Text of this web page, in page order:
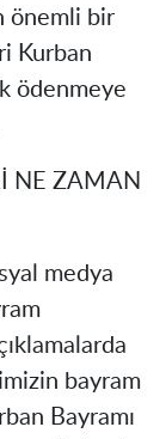
önemli bir
Kurban
ödenmeye
NE ZAMAN
medya
bayram
Bayramı